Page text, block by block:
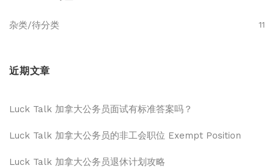
杂类/待分类 11
近期文章
Luck Talk 加拿大公务员面试有标准答案吗？
Luck Talk 加拿大公务员的非工会职位 Exempt Position
Luck Talk 加拿大公务员退休计划攻略